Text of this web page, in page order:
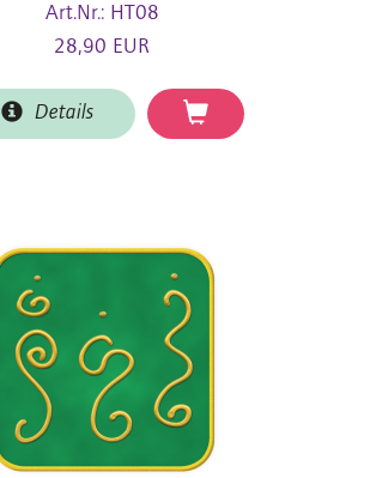
Art.Nr.: HT08
28,90 EUR
Details